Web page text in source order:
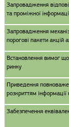
Запровадження
та проміжної
Запровадження
порогові пакети акцій
Встановлення вимог
ринку
Приведення
розкриттям
Забезпечення